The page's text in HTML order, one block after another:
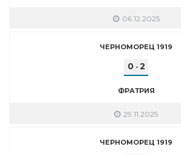
06.12.2025
ЧЕРНОМОРЕЦ 1919
0- 2
ФРАТРИЯ
29.11.2025
ЧЕРНОМОРЕЦ 1919